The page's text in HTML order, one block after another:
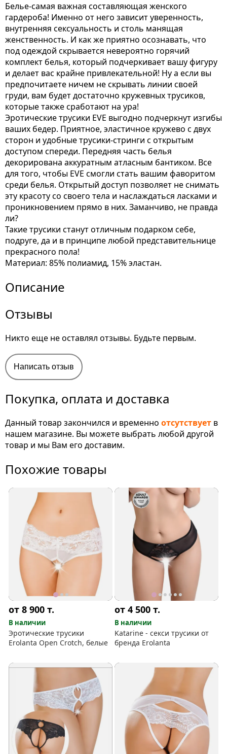
Белье-самая важная составляющая женского
гардероба! Именно от него зависит уверенность,
внутренняя сексуальность и столь манящая
женственность. И как же приятно осознавать, что
под одеждой скрывается невероятно горячий
комплект белья, который подчеркивает вашу фигуру
и делает вас крайне привлекательной! Ну а если вы
предпочитаете ничем не скрывать линии своей
груди, вам будет достаточно кружевных трусиков,
которые также сработают на ура!
Эротические трусики EVE выгодно подчеркнут изгибы
ваших бедер. Приятное, эластичное кружево с двух
сторон и удобные трусики-стринги с открытым
доступом спереди. Передняя часть белья
декорирована аккуратным атласным бантиком. Все
для того, чтобы EVE смогли стать вашим фаворитом
среди белья. Открытый доступ позволяет не снимать
эту красоту со своего тела и наслаждаться ласками и
проникновением прямо в них. Заманчиво, не правда
ли?
Такие трусики станут отличным подарком себе,
подруге, да и в принципе любой представительнице
прекрасного пола!
Материал: 85% полиамид, 15% эластан.
Описание
Отзывы
Никто еще не оставлял отзывы. Будьте первым.
Написать отзыв
Покупка, оплата и доставка
Данный товар закончился и временно отсутствует в
нашем магазине. Вы можете выбрать любой другой
товар и мы Вам его доставим.
Похожие товары
от 8 900т.
В наличии
Эротические трусики
Erolanta Open Crotch, белые
от 4 500т.
В наличии
Katarine - секси трусики от
бренда Erolanta